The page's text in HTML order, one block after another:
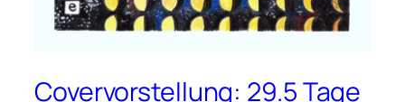
Covervorstellung: 29.5 Tage